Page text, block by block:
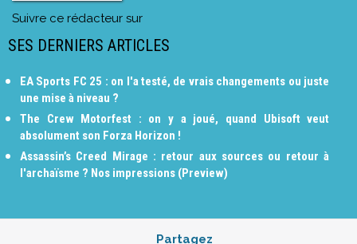
Suivre ce rédacteur sur
SES DERNIERS ARTICLES
EA Sports FC 25 : on l'a testé, de vrais changements ou juste
une mise à niveau ?
The Crew Motorfest : on y a joué, quand Ubisoft veut
absolument son Forza Horizon !
Assassin’s Creed Mirage : retour aux sources ou retour à
l'archaïsme ? Nos impressions (Preview)
Partagez